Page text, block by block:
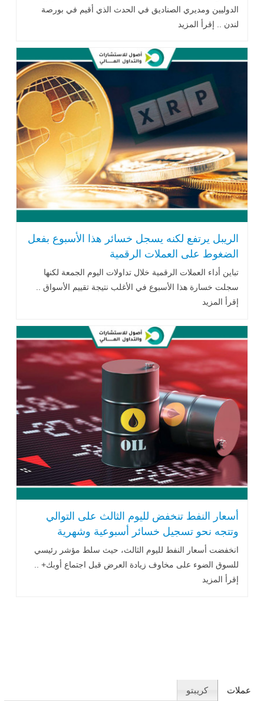
الدوليين ومديري الصناديق في الحدث الذي أقيم في بورصة
لندن .. إقرأ المزيد
الريبل يرتفع لكنه يسجل خسائر هذا الأسبوع بفعل
الضغوط على العملات الرقمية
تباين أداء العملات الرقمية خلال تداولات اليوم الجمعة لكنها
سجلت خسارة هذا الأسبوع في الأغلب نتيجة تقييم الأسواق ..
إقرأ المزيد
أسعار النفط تنخفض لليوم الثالث على التوالي
وتتجه نحو تسجيل خسائر أسبوعية وشهرية
انخفضت أسعار النفط لليوم الثالث، حيث سلط مؤشر رئيسي
للسوق الضوء على مخاوف زيادة العرض قبل اجتماع أوبك+ ..
إقرأ المزيد
عملات كريبتو